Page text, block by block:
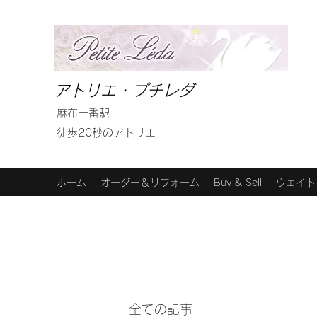
アトリエ・プチレダ
麻布十番駅
徒歩20秒のアトリエ
ホーム オーダー＆リフォーム Buy & Sell ウェイ
全ての記事